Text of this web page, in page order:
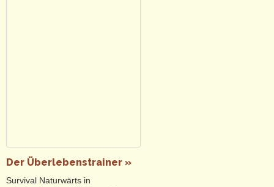
Der Überlebenstrainer »
Survival Naturwärts in